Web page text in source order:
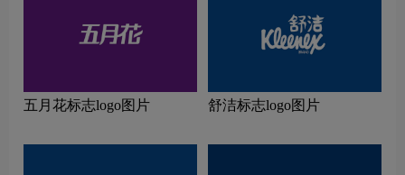
五月花标志logo图片 舒洁标志logo图片